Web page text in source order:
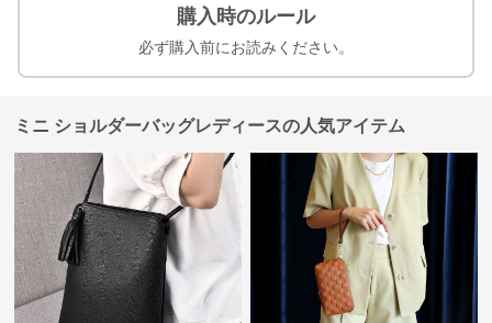
購入時のルール
必ず購入前にお読みください。
ミニ ショルダーバッグレディースの人気アイテム